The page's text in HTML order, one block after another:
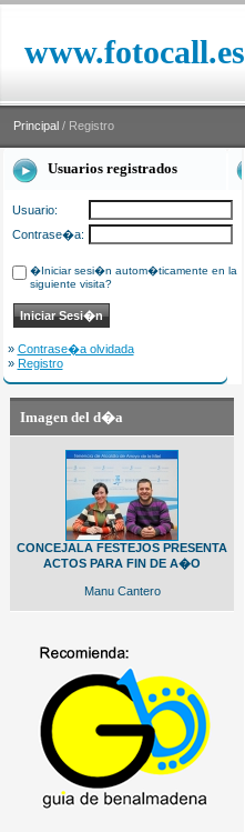
www.fotocall.es
Principal / Registro
Usuarios registrados
Usuario:
Contrase�a:
�Iniciar sesi�n autom�ticamente en la
siguiente visita?
» Contrase�a olvidada
» Registro
Imagen del d�a
CONCEJALA FESTEJOS PRESENTA
ACTOS PARA FIN DE A�O
Manu Cantero